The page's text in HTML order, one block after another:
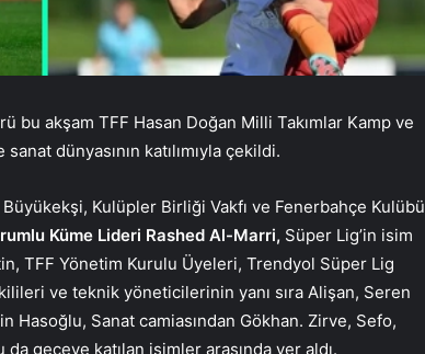
akşam TFF Hasan Doğan Milli Takımlar Kamp ve
dünyasının katılımıyla çekildi.
Kulüpler Birliği Vakfı ve Fenerbahçe Kulübü
Küme Lideri Rashed Al-Marri, Süper Lig’in isim
TFF Yönetim Kurulu Üyeleri, Trendyol Süper Lig
ve teknik yöneticilerinin yanı sıra Alişan, Seren
Hasoğlu, Sanat camiasından Gökhan. Zirve, Sefo,
geceye katılan isimler arasında yer aldı.